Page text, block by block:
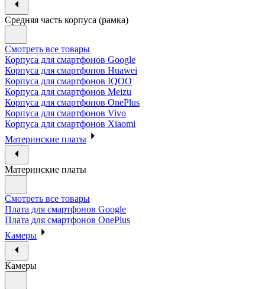
Средняя часть корпуса (рамка)
Смотреть все товары
Корпуса для смартфонов Google
Корпуса для смартфонов Huawei
Корпуса для смартфонов IQOO
Корпуса для смартфонов Meizu
Корпуса для смартфонов OnePlus
Корпуса для смартфонов Vivo
Корпуса для смартфонов Xiaomi
Материнские платы
Материнские платы
Смотреть все товары
Плата для смартфонов Google
Плата для смартфонов OnePlus
Камеры
Камеры